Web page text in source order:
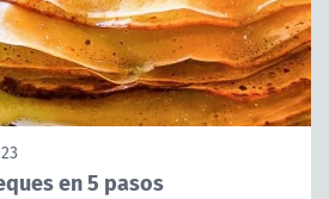
en 5 pasos